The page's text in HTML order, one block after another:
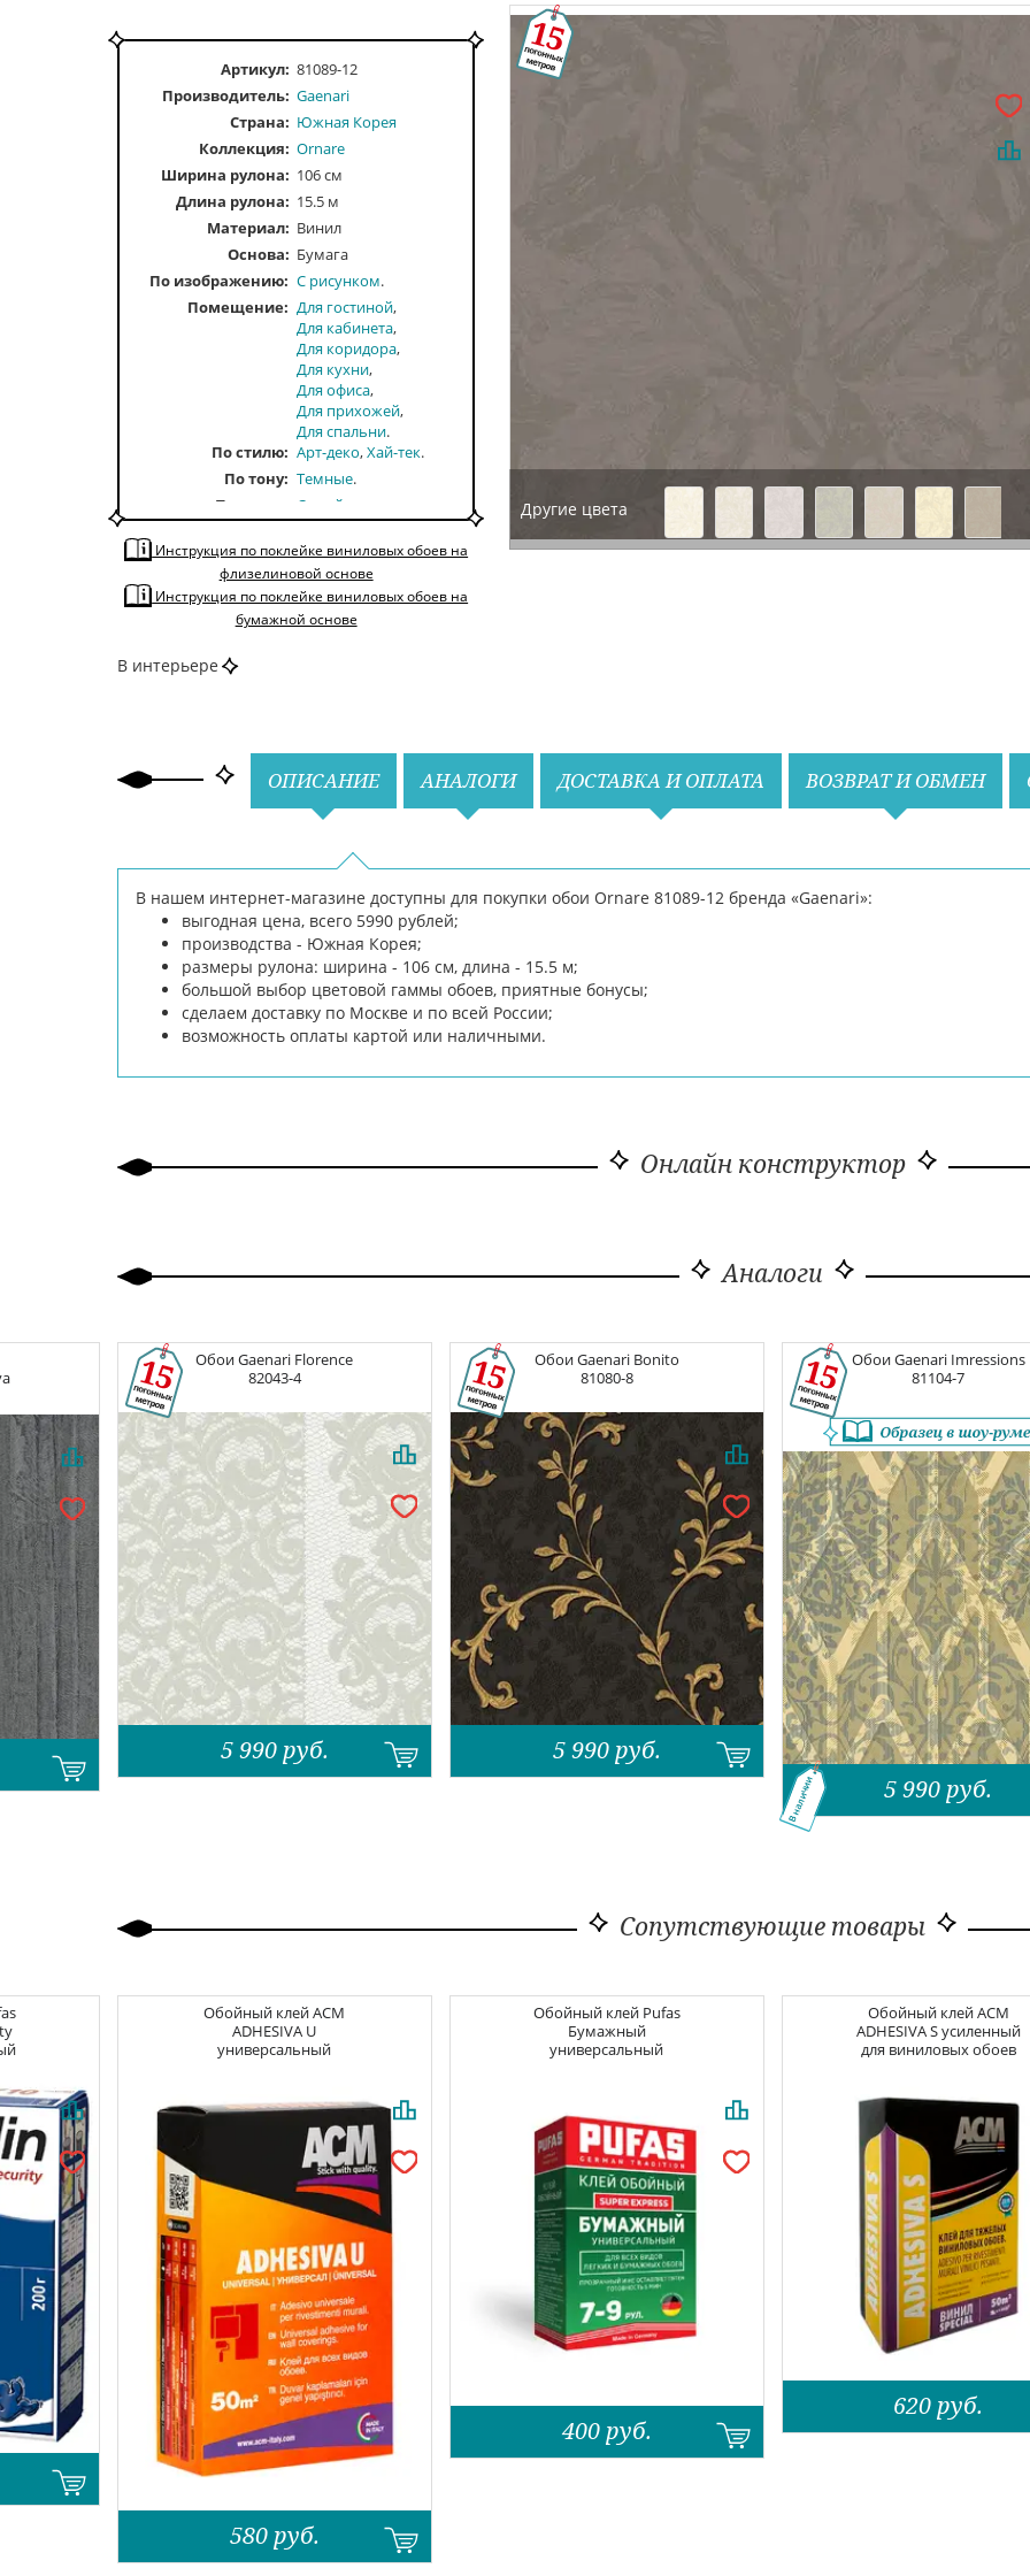
Другие цвета
Назад
Артикул: 81089-12
Производитель: Gaenari
Страна: Южная Корея
Коллекция: Ornare
Ширина рулона: 106 см
Длина рулона: 15.5 м
Материал: Винил
Основа: Бумага
По изображению
С рисунком
Помещение
Для гостиной
Для кабинета
Для коридора
Для кухни
Для офиса
Для прихожей
Для спальни
По стилю
Арт-деко Хай-тек
По тону
Темные
По цвету
Серый
Инструкция по поклейке виниловых обоев на
флизелиновой основе
Инструкция по поклейке виниловых обоев на
бумажной основе
В интерьере
ОПИСАНИЕ АНАЛОГИ ДОСТАВКА И ОПЛАТА ВОЗВРАТ И ОБМЕН
В нашем интернет-магазине доступны для покупки обои Ornare 81089-12 бренда «Gaenari»:
выгодная цена, всего 5990 рублей;
производства - Южная Корея;
размеры рулона: ширина - 106 см, длина - 15.5 м;
большой выбор цветовой гаммы обоев, приятные бонусы;
сделаем доставку по Москве и по всей России;
возможность оплаты картой или наличными.
Онлайн конструктор
Аналоги
ОбоиGaenari Florence
82043-4
5 990 руб.
ОбоиGaenari Bonito
81080-8
5 990 руб.
ОбоиGaenari Imressions
81104-7
5 990 руб.
В наличии
Сопутствующие товары
Обойный клейACM
ADHESIVA U
универсальный
580 руб.
Обойный клей Pufas
Бумажный
универсальный
400 руб.
Обойный клейACM
ADHESIVA S усиленный
для виниловых обоев
620 руб.